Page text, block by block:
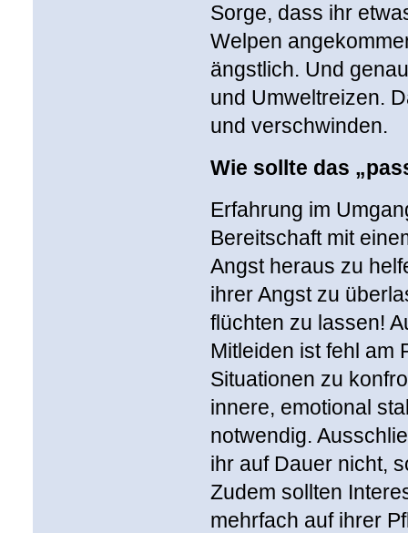
Sorge, dass ihr
Welpen
ängstlich. Und
und Umweltreizen.
und verschwinden.
Wie sollte das
Erfahrung im
Bereitschaft mit
Angst heraus zu
ihrer Angst zu
flüchten zu lassen!
Mitleiden ist fehl am
Situationen zu
innere, emotional
notwendig.
ihr auf Dauer nicht,
Zudem sollten
mehrfach auf ihrer